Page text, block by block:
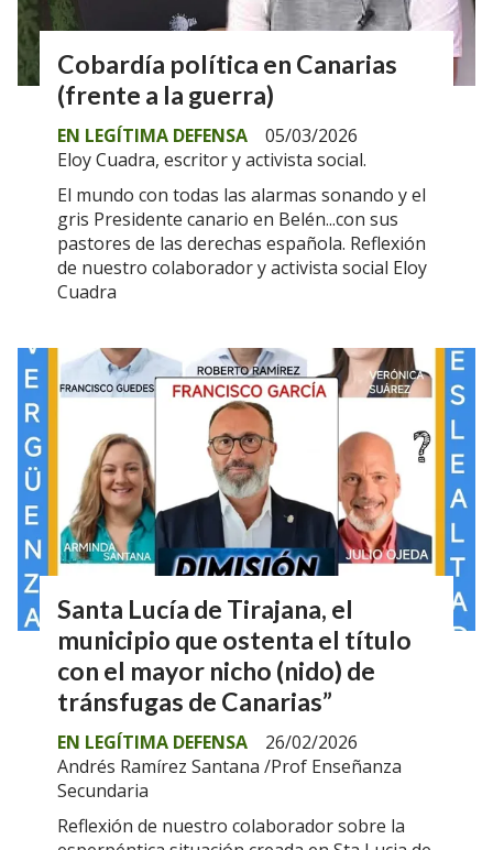
Cobardía política en Canarias
(frente a la guerra)
Eloy Cuadra, escritor y activista social.
EN LEGÍTIMA DEFENSA 05/03/2026
El mundo con todas las alarmas sonando y el
gris Presidente canario en Belén...con sus
pastores de las derechas española. Reflexión
de nuestro colaborador y activista social Eloy
Cuadra
Santa Lucía de Tirajana, el
municipio que ostenta el título
con el mayor nicho (nido) de
tránsfugas de Canarias”
Andrés Ramírez Santana /Prof Enseñanza
Secundaria
EN LEGÍTIMA DEFENSA 26/02/2026
Reflexión de nuestro colaborador sobre la